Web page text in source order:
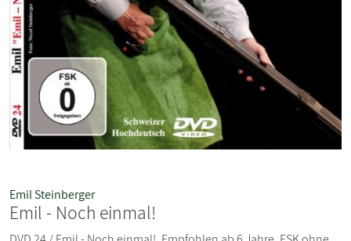
Emil Steinberger
Emil - Noch einmal!